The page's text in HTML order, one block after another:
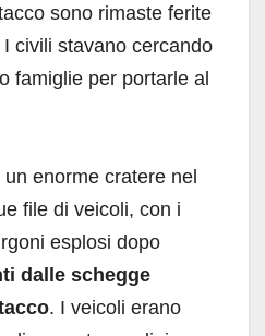
sono rimaste ferite
civili stavano cercando
famiglie per portarle al
enorme cratere nel
file di veicoli, con i
esplosi dopo
dalle schegge
. I veicoli erano